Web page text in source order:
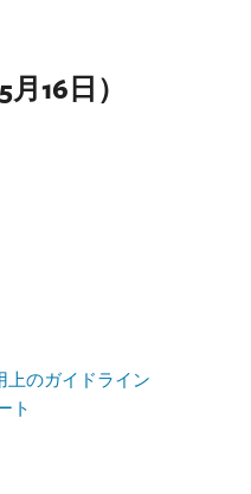
16日）
上のガイドライン
ト